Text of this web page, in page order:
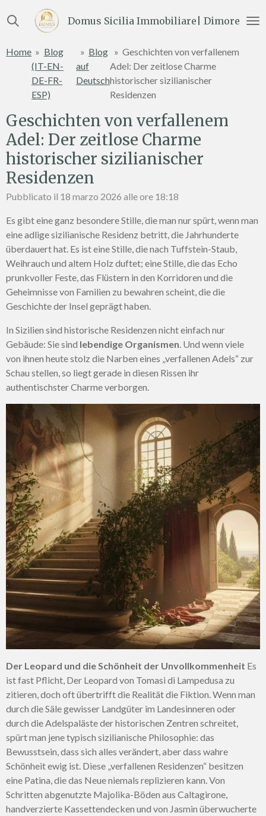
al
principale
Domus Sicilia Immobiliare| Dimore e
Home » Blog
(IT-EN-
DE-FR-
ESP)
» Blog
auf
Deutsch
» Geschichten von verfallenem
Adel: Der zeitlose Charme
historischer sizilianischer
Residenzen
Geschichten von verfallenem
Adel: Der zeitlose Charme
historischer sizilianischer
Residenzen
Pubblicato il 18 marzo 2026 alle ore 18:18
Es gibt eine ganz besondere Stille, die man nur spürt, wenn man
eine adlige sizilianische Residenz betritt, die Jahrhunderte
überdauert hat. Es ist eine Stille, die nach Tuffstein-Staub,
Weihrauch und altem Holz duftet; eine Stille, die das Echo
prunkvoller Feste, das Flüstern in den Korridoren und die
Geheimnisse von Familien zu bewahren scheint, die die
Geschichte der Insel geprägt haben.
In Sizilien sind historische Residenzen nicht einfach nur
Gebäude: Sie sind lebendige Organismen . Und wenn viele
von ihnen heute stolz die Narben eines „verfallenen Adels“ zur
Schau stellen, so liegt gerade in diesen Rissen ihr
authentischster Charme verborgen.
Der Leopard und die Schönheit der Unvollkommenheit Es
ist fast Pflicht, Der Leopard von Tomasi di Lampedusa zu
zitieren, doch oft übertrifft die Realität die Fiktion. Wenn man
durch die Säle gewisser Landgüter im Landesinneren oder
durch die Adelspaläste der historischen Zentren schreitet,
spürt man jene typisch sizilianische Philosophie: das
Bewusstsein, dass sich alles verändert, aber dass wahre
Schönheit ewig ist. Diese „verfallenen Residenzen“ besitzen
eine Patina, die das Neue niemals replizieren kann. Von
Schritten abgenutzte Majolika-Böden aus Caltagirone,
handverzierte Kassettendecken und von Jasmin überwucherte